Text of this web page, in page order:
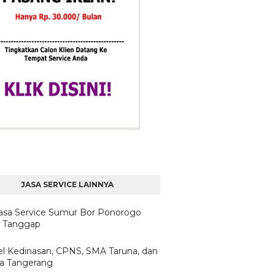
JASA SERVICE LAINNYA
Service Sumur Bor Ponorogo
Kedinasan, CPNS, SMA Taruna, dan
Tangerang